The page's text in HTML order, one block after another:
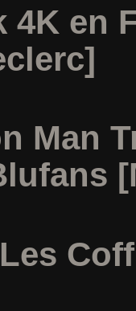
4K en
Man
Les